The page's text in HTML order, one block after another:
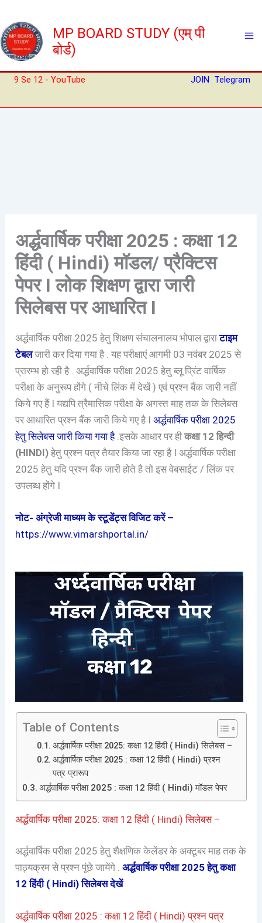
to
content
MP BOARD STUDY (एम् पी
बोर्ड)
9 Se 12 - YouTube JOIN Telegram
अर्द्धवार्षिक परीक्षा 2025 : कक्षा 12
हिंदी ( Hindi) मॉडल/ प्रैक्टिस
पेपर I लोक शिक्षण द्वारा जारी
सिलेबस पर आधारित I
अर्द्धवार्षिक परीक्षा 2025 हेतु शिक्षण संचालनालय भोपाल द्वाराटाइम
टेबलजारी कर दिया गया है . यह परीक्षाएं आगमी 03 नवंबर 2025 से
प्रारम्भ हो रही है . अर्द्धवार्षिक परीक्षा 2025 हेतु ब्लू प्रिंट वार्षिक
परीक्षा के अनुरूप होंगे ( नीचे लिंक में देखें ) एवं प्रश्न बैंक जारी नहीं
किये गए हैं I यद्यपि त्रैमासिक परीक्षा के अगस्त माह तक के सिलेबस
पर आधारित प्रश्न बैंक जारी किये गए है Iअर्द्धवार्षिक परीक्षा 2025
हेतु सिलेबस जारी किया गया है.इसके आधार पर हीकक्षा 12 हिन्दी
(HINDI) हेतु प्रश्न पत्र तैयार किया जा रहा है I अर्द्धवार्षिक परीक्षा
2025 हेतु यदि प्रश्न बैंक जारी होते है तो इस वेबसाईट / लिंक पर
उपलब्ध होंगे I
नोट- अंग्रेजी माध्यम के स्टूडेंट्स विजिट करें –
https://www.vimarshportal.in/
Table of Contents
अर्द्धवार्षिक परीक्षा 2025: कक्षा 12 हिंदी ( Hindi) सिलेबस –
अर्द्धवार्षिक परीक्षा 2025 : कक्षा 12 हिंदी ( Hindi) प्रश्न
पत्र प्रारूप
अर्द्धवार्षिक परीक्षा 2025 : कक्षा 12 हिंदी ( Hindi) मॉडल पेपर
अर्द्धवार्षिक परीक्षा 2025: कक्षा 12 हिंदी ( Hindi) सिलेबस –
अर्द्धवार्षिक परीक्षा 2025 हेतु शैक्षणिक केलेंडर के अक्टूबरमाह तक के
पाठ्यक्रम से प्रश्न पूंछे जायेंगे .अर्द्धवार्षिक परीक्षा 2025 हेतु कक्षा
12 हिंदी ( Hindi) सिलेबस देखें
अर्द्धवार्षिक परीक्षा 2025 : कक्षा 12 हिंदी ( Hindi) प्रश्न पत्र